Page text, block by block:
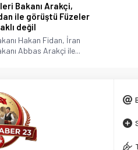
Bakanı Arakçi,
ile görüştü Füzeler
değil
Hakan Fidan, İran
Abbas Arakçi ile...